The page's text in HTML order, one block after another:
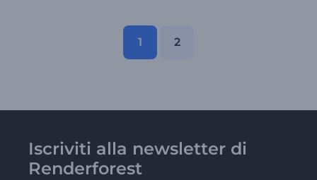
1 2
Iscriviti alla newsletter di
Renderforest